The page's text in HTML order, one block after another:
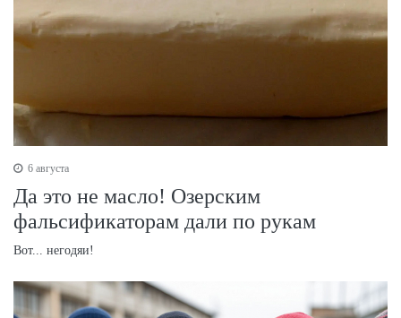
6 августа
Да это не масло! Озерским
фальсификаторам дали по рукам
Вот... негодяи!